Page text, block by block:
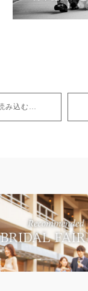
み込む…